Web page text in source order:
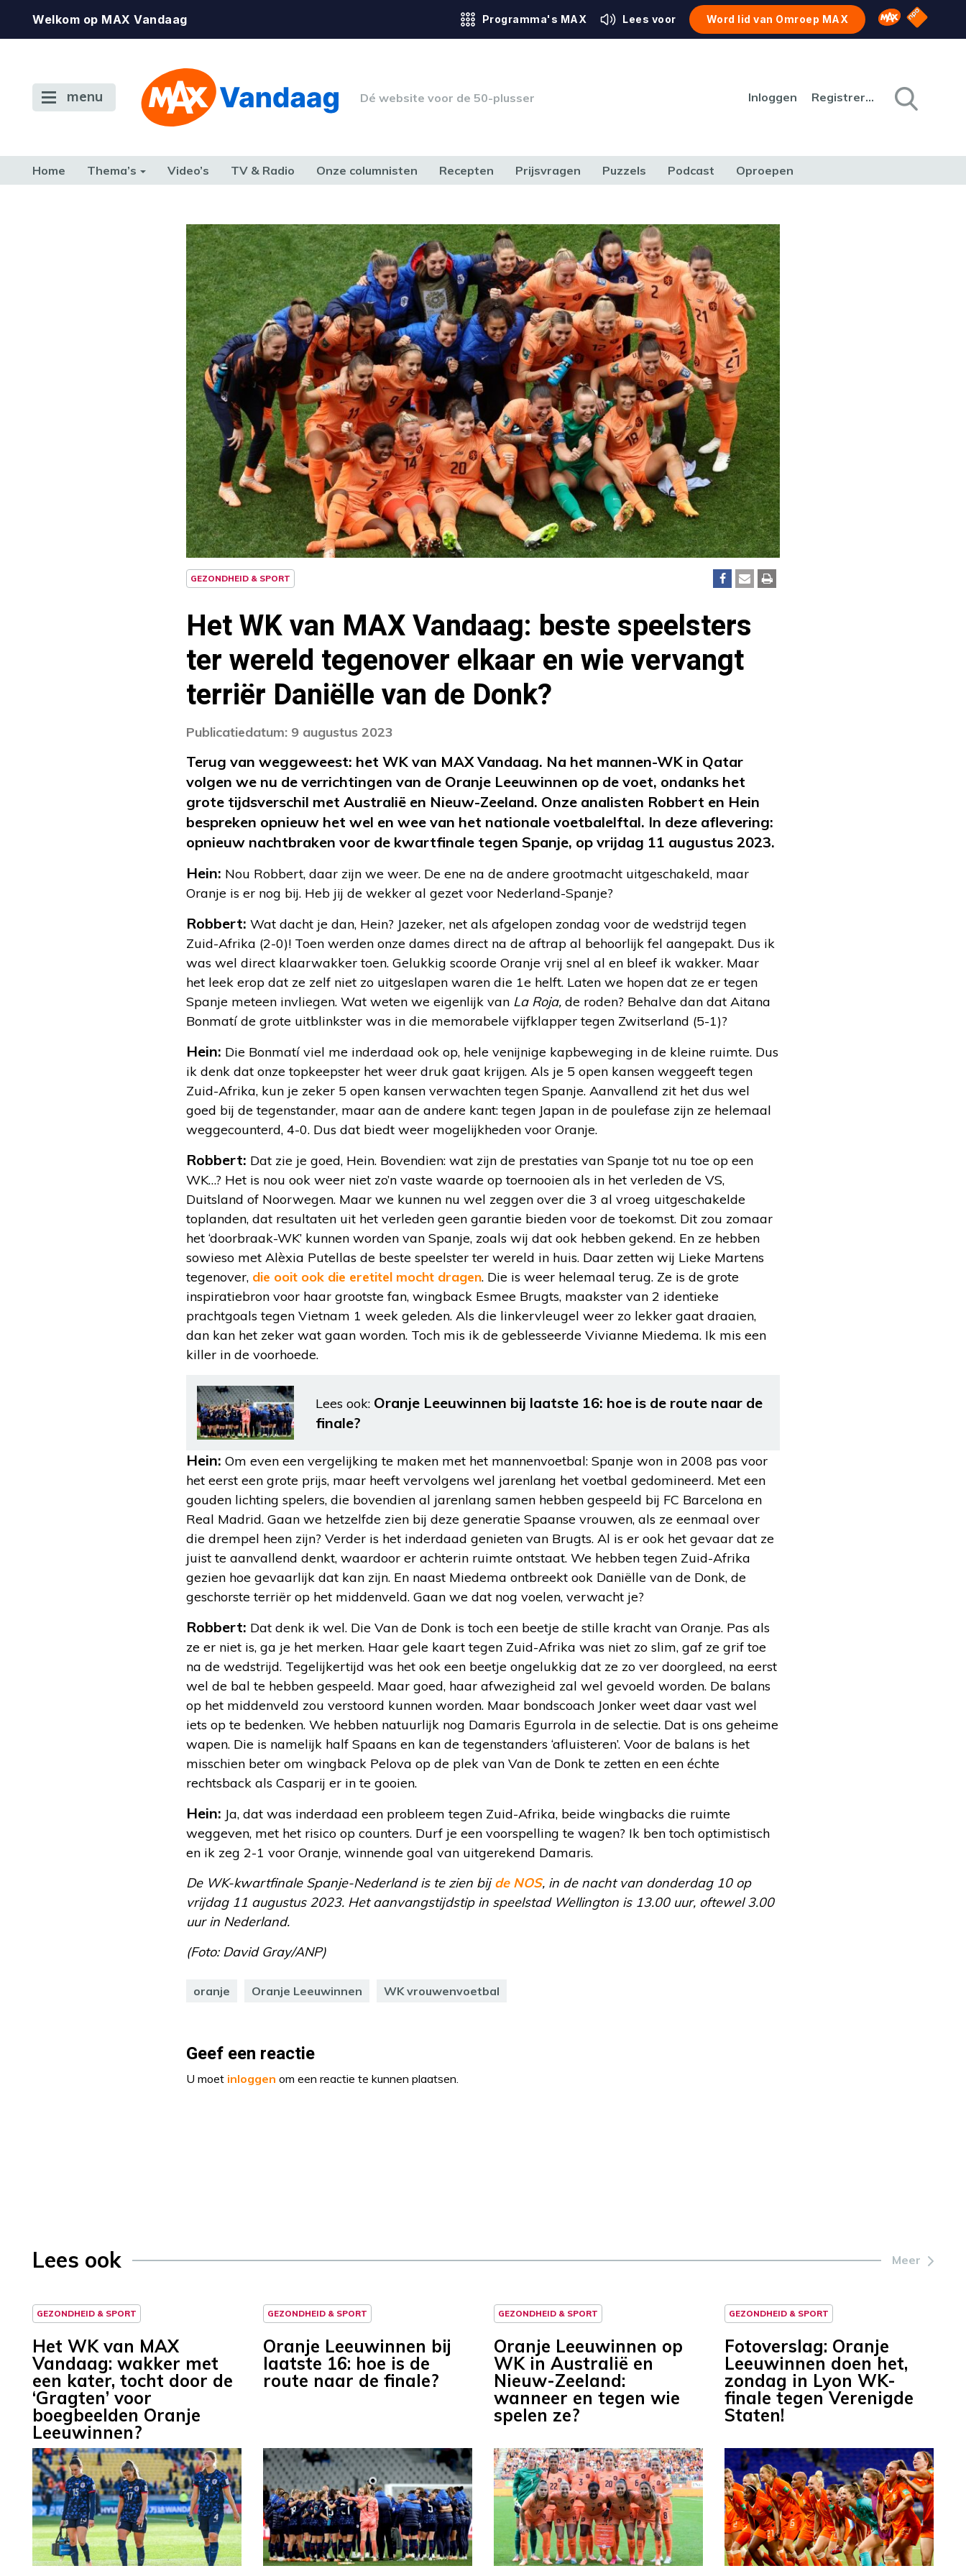
Welkom op MAX Vandaag Programma's MAX Lees voor Word lid van Omroep MAX Omroep MAX
NPO
menu Dé website voor de 50-plusser Inloggen Registreren
Home Thema’s Video’s TV & Radio Onze columnisten Recepten Prijsvragen Puzzels Podcast Oproepen
GEZONDHEID & SPORT
Het WK van MAX Vandaag: beste speelsters
ter wereld tegenover elkaar en wie vervangt
terriër Daniëlle van de Donk?
Publicatiedatum: 9 augustus 2023
Terug van weggeweest: het WK van MAX Vandaag. Na het mannen-WK in Qatar
volgen we nu de verrichtingen van de Oranje Leeuwinnen op de voet, ondanks het
grote tijdsverschil met Australië en Nieuw-Zeeland. Onze analisten Robbert en Hein
bespreken opnieuw het wel en wee van het nationale voetbalelftal. In deze aflevering:
opnieuw nachtbraken voor de kwartfinale tegen Spanje, op vrijdag 11 augustus 2023.
Hein: Nou Robbert, daar zijn we weer. De ene na de andere grootmacht uitgeschakeld, maar
Oranje is er nog bij. Heb jij de wekker al gezet voor Nederland-Spanje?
Robbert: Wat dacht je dan, Hein? Jazeker, net als afgelopen zondag voor de wedstrijd tegen
Zuid-Afrika (2-0)! Toen werden onze dames direct na de aftrap al behoorlijk fel aangepakt. Dus ik
was wel direct klaarwakker toen. Gelukkig scoorde Oranje vrij snel al en bleef ik wakker. Maar
het leek erop dat ze zelf niet zo uitgeslapen waren die 1e helft. Laten we hopen dat ze er tegen
Spanje meteen invliegen. Wat weten we eigenlijk van La Roja, de roden? Behalve dan dat Aitana
Bonmatí de grote uitblinkster was in die memorabele vijfklapper tegen Zwitserland (5-1)?
Hein: Die Bonmatí viel me inderdaad ook op, hele venijnige kapbeweging in de kleine ruimte. Dus
ik denk dat onze topkeepster het weer druk gaat krijgen. Als je 5 open kansen weggeeft tegen
Zuid-Afrika, kun je zeker 5 open kansen verwachten tegen Spanje. Aanvallend zit het dus wel
goed bij de tegenstander, maar aan de andere kant: tegen Japan in de poulefase zijn ze helemaal
weggecounterd, 4-0. Dus dat biedt weer mogelijkheden voor Oranje.
Robbert: Dat zie je goed, Hein. Bovendien: wat zijn de prestaties van Spanje tot nu toe op een
WK…? Het is nou ook weer niet zo’n vaste waarde op toernooien als in het verleden de VS,
Duitsland of Noorwegen. Maar we kunnen nu wel zeggen over die 3 al vroeg uitgeschakelde
toplanden, dat resultaten uit het verleden geen garantie bieden voor de toekomst. Dit zou zomaar
het ‘doorbraak-WK’ kunnen worden van Spanje, zoals wij dat ook hebben gekend. En ze hebben
sowieso met Alèxia Putellas de beste speelster ter wereld in huis. Daar zetten wij Lieke Martens
tegenover, die ooit ook die eretitel mocht dragen. Die is weer helemaal terug. Ze is de grote
inspiratiebron voor haar grootste fan, wingback Esmee Brugts, maakster van 2 identieke
prachtgoals tegen Vietnam 1 week geleden. Als die linkervleugel weer zo lekker gaat draaien,
dan kan het zeker wat gaan worden. Toch mis ik de geblesseerde Vivianne Miedema. Ik mis een
killer in de voorhoede.
Lees ook: Oranje Leeuwinnen bij laatste 16: hoe is de route naar de
finale?
Hein: Om even een vergelijking te maken met het mannenvoetbal: Spanje won in 2008 pas voor
het eerst een grote prijs, maar heeft vervolgens wel jarenlang het voetbal gedomineerd. Met een
gouden lichting spelers, die bovendien al jarenlang samen hebben gespeeld bij FC Barcelona en
Real Madrid. Gaan we hetzelfde zien bij deze generatie Spaanse vrouwen, als ze eenmaal over
die drempel heen zijn? Verder is het inderdaad genieten van Brugts. Al is er ook het gevaar dat ze
juist te aanvallend denkt, waardoor er achterin ruimte ontstaat. We hebben tegen Zuid-Afrika
gezien hoe gevaarlijk dat kan zijn. En naast Miedema ontbreekt ook Daniëlle van de Donk, de
geschorste terriër op het middenveld. Gaan we dat nog voelen, verwacht je?
Robbert: Dat denk ik wel. Die Van de Donk is toch een beetje de stille kracht van Oranje. Pas als
ze er niet is, ga je het merken. Haar gele kaart tegen Zuid-Afrika was niet zo slim, gaf ze grif toe
na de wedstrijd. Tegelijkertijd was het ook een beetje ongelukkig dat ze zo ver doorgleed, na eerst
wel de bal te hebben gespeeld. Maar goed, haar afwezigheid zal wel gevoeld worden. De balans
op het middenveld zou verstoord kunnen worden. Maar bondscoach Jonker weet daar vast wel
iets op te bedenken. We hebben natuurlijk nog Damaris Egurrola in de selectie. Dat is ons geheime
wapen. Die is namelijk half Spaans en kan de tegenstanders ‘afluisteren’. Voor de balans is het
misschien beter om wingback Pelova op de plek van Van de Donk te zetten en een échte
rechtsback als Casparij er in te gooien.
Hein: Ja, dat was inderdaad een probleem tegen Zuid-Afrika, beide wingbacks die ruimte
weggeven, met het risico op counters. Durf je een voorspelling te wagen? Ik ben toch optimistisch
en ik zeg 2-1 voor Oranje, winnende goal van uitgerekend Damaris.
De WK-kwartfinale Spanje-Nederland is te zien bijde NOS, in de nacht van donderdag 10 op
vrijdag 11 augustus 2023. Het aanvangstijdstip in speelstad Wellington is 13.00 uur, oftewel 3.00
uur in Nederland.
(Foto: David Gray/ANP)
oranje Oranje Leeuwinnen WK vrouwenvoetbal
Geef een reactie
U moet inloggen om een reactie te kunnen plaatsen.
Lees ook Meer
GEZONDHEID & SPORT
Het WK van MAX
Vandaag: wakker met
een kater, tocht door de
‘Gragten’ voor
boegbeelden Oranje
Leeuwinnen?
GEZONDHEID & SPORT
Oranje Leeuwinnen bij
laatste 16: hoe is de
route naar de finale?
GEZONDHEID & SPORT
Oranje Leeuwinnen op
WK in Australië en
Nieuw-Zeeland:
wanneer en tegen wie
spelen ze?
GEZONDHEID & SPORT
Fotoverslag: Oranje
Leeuwinnen doen het,
zondag in Lyon WK-
finale tegen Verenigde
Staten!